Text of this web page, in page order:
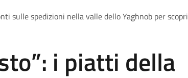
sulle spedizioni nella valle dello Yaghnob per
i piatti della